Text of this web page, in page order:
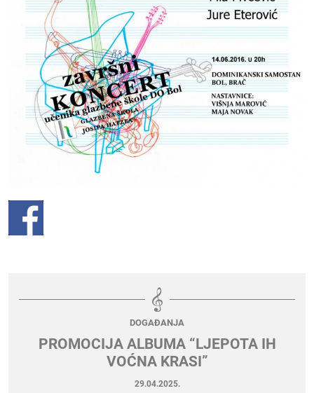
DOGAĐANJA
PROMOCIJA ALBUMA “LJEPOTA IH
VOĆNA KRASI”
29.04.2025.